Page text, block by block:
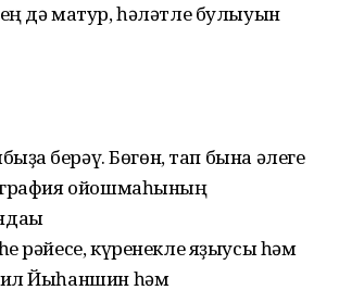
дә матур, һәләтле булыуын
берәү. Бөгөн, тап бына әлеге
ойошмаһының
рәйесе, күренекле яҙыусы һәм
Йыһаншин һәм